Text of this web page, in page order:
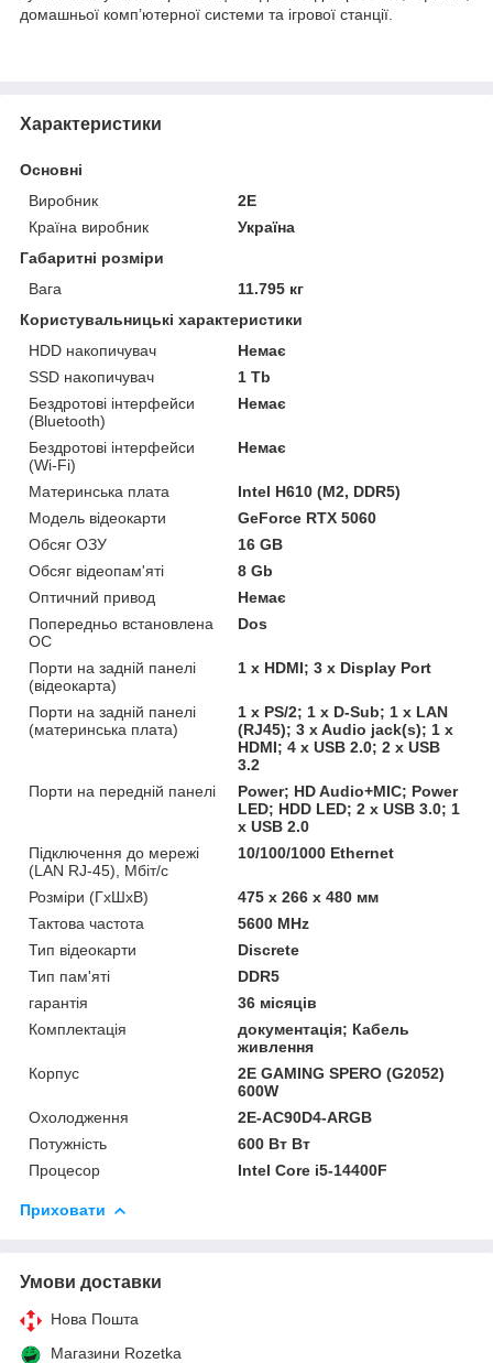
домашньої комп’ютерної системи та ігрової станції.
Характеристики
Основні
Виробник
2E
Країна виробник
Україна
Габаритні розміри
Вага
11.795 кг
Користувальницькі характеристики
HDD накопичувач
Немає
SSD накопичувач
1 Tb
Бездротові інтерфейси
(Bluetooth)
Немає
Бездротові інтерфейси
(Wi-Fi)
Немає
Материнська плата
Intel H610 (M2, DDR5)
Модель відеокарти
GeForce RTX 5060
Обсяг ОЗУ
16 GB
Обсяг відеопам'яті
8 Gb
Оптичний привод
Немає
Попередньо встановлена
ОС
Dos
Порти на задній панелі
(відеокарта)
1 x HDMI; 3 x Display Port
Порти на задній панелі
(материнська плата)
1 x PS/2; 1 x D-Sub; 1 x LAN
(RJ45); 3 x Audio jack(s); 1 x
HDMI; 4 x USB 2.0; 2 x USB
3.2
Порти на передній панелі
Power; HD Audio+MIC; Power
LED; HDD LED; 2 x USB 3.0; 1
x USB 2.0
Підключення до мережі
(LAN RJ-45), Мбіт/с
10/100/1000 Ethernet
Розміри (ГxШxВ)
475 x 266 x 480 мм
Тактова частота
5600 MHz
Тип відеокарти
Discrete
Тип пам'яті
DDR5
гарантія
36 місяців
Комплектація
документація; Кабель
живлення
Корпус
2E GAMING SPERO (G2052)
600W
Охолодження
2E-AC90D4-ARGB
Потужність
600 Вт Вт
Процесор
Intel Core i5-14400F
Приховати
Умови доставки
Нова Пошта
Магазини Rozetka